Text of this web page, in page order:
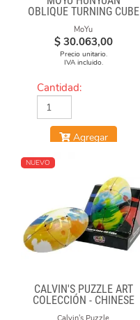
OBLIQUE TURNING CUBE
1 MIXUP SKEWB
MoYu
$ 30.063,00
Precio unitario.
IVA incluido.
Cantidad:
Agregar
NUEVO
CALVIN'S PUZZLE ART
COLECCIÓN - CHINESE
OPERA FACE-OFF CUBE